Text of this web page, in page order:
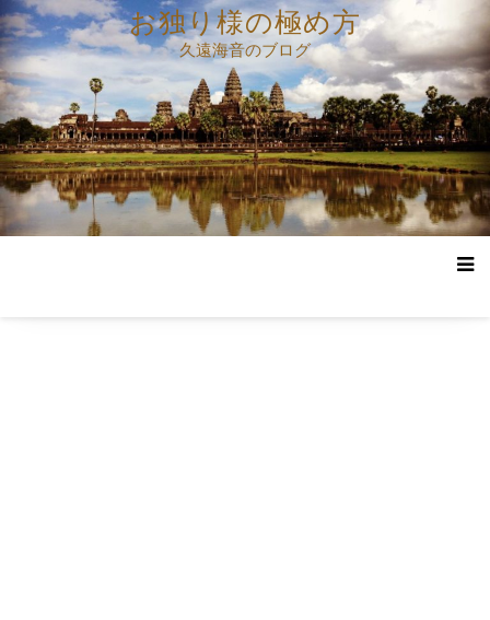
コ
ン
テ
ン
ツ
へ
ス
キ
ッ
お独り様の極め方
久遠海音のブログ